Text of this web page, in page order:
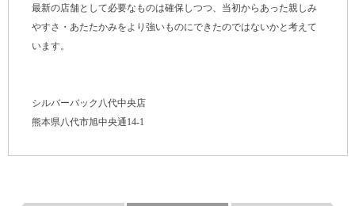
最新の店舗として必要なものは確保しつつ、当初からあった親しみ
やすさ・あたたかみをより強いものにできたのではないかと考えて
います。
シルバーバック八代中央店
熊本県八代市旭中央通14-1